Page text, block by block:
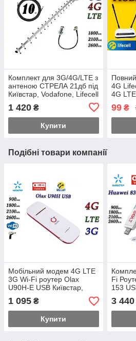
Комплект для 3G/4G/LTE з
антеною СТРЕЛА 21дб під
Київстар, Vodafone, Lifecell
1 420 ₴
Купити
4G
4G
99₴
Подібні товари компанії
Мобільний модем 4G LTE
3G Wi-Fi роутер Olax
U90H-E USB Київстар,
Vodafone, Lifecell з 1 вих.
під антену
1 095 ₴
Купити
Fi
153
3 440